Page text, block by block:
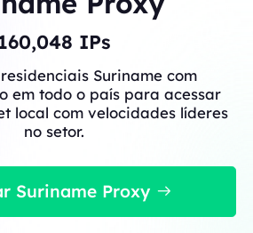
IPs
Suriname com
em todo o país para acessar
local com velocidades líderes
no setor.
Suriname Proxy